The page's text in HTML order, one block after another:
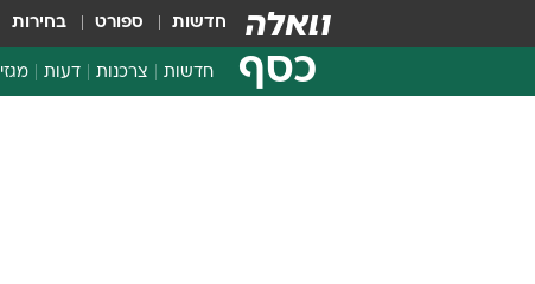
חדשות ספורט בחירות
כסף חדשות צרכנות דעות מגזין